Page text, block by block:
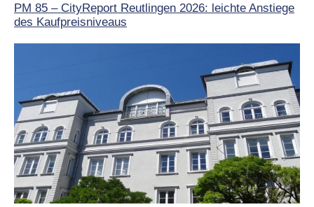
PM 85 – CityReport Reutlingen 2026: leichte Anstiege
des Kaufpreisniveaus